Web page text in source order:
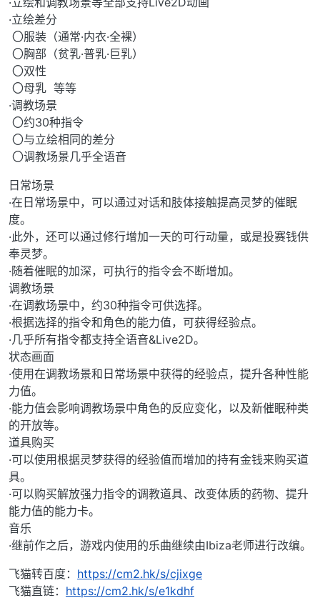
·立绘差分
〇服装（通常·内衣·全裸）
〇胸部（贫乳·普乳·巨乳）
〇双性
〇母乳 等等
·调教场景
〇约30种指令
〇与立绘相同的差分
〇调教场景几乎全语音
日常场景
·在日常场景中，可以通过对话和肢体接触提高灵梦的催眠
度。
·此外，还可以通过修行增加一天的可行动量，或是投赛钱供
奉灵梦。
·随着催眠的加深，可执行的指令会不断增加。
调教场景
·在调教场景中，约30种指令可供选择。
·根据选择的指令和角色的能力值，可获得经验点。
·几乎所有指令都支持全语音&Live2D。
状态画面
·使用在调教场景和日常场景中获得的经验点，提升各种性能
力值。
·能力值会影响调教场景中角色的反应变化，以及新催眠种类
的开放等。
道具购买
·可以使用根据灵梦获得的经验值而增加的持有金钱来购买道
具。
·可以购买解放强力指令的调教道具、改变体质的药物、提升
能力值的能力卡。
音乐
·继前作之后，游戏内使用的乐曲继续由Ibiza老师进行改编。
飞猫转百度： https://cm2.hk/s/cjixge
飞猫直链： https://cm2.hk/s/e1kdhf